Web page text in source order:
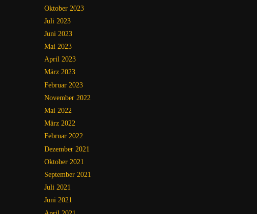
Oktober 2023
Juli 2023
Juni 2023
Mai 2023
April 2023
März 2023
Februar 2023
November 2022
Mai 2022
März 2022
Februar 2022
Dezember 2021
Oktober 2021
September 2021
Juli 2021
Juni 2021